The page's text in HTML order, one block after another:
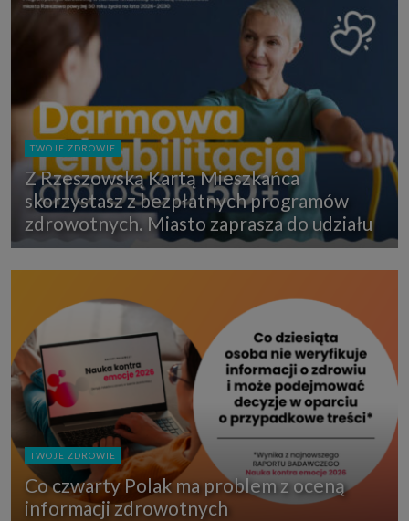
TWOJE ZDROWIE
Z Rzeszowską Kartą Mieszkańca
skorzystasz z bezpłatnych programów
zdrowotnych. Miasto zaprasza do udziału
TWOJE ZDROWIE
Co czwarty Polak ma problem z oceną
informacji zdrowotnych